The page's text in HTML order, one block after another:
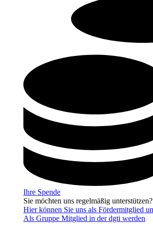
Ihre Spende
Sie möchten uns regelmäßig unterstützen?
Hier können Sie uns als Fördermitglied
Als Gruppe Mitglied in der dgti werden